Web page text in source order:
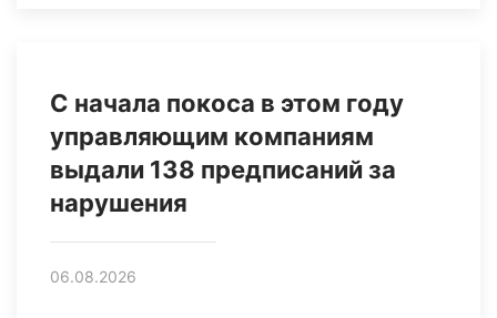
С начала покоса в этом году
управляющим компаниям
выдали 138 предписаний за
нарушения
06.08.2026